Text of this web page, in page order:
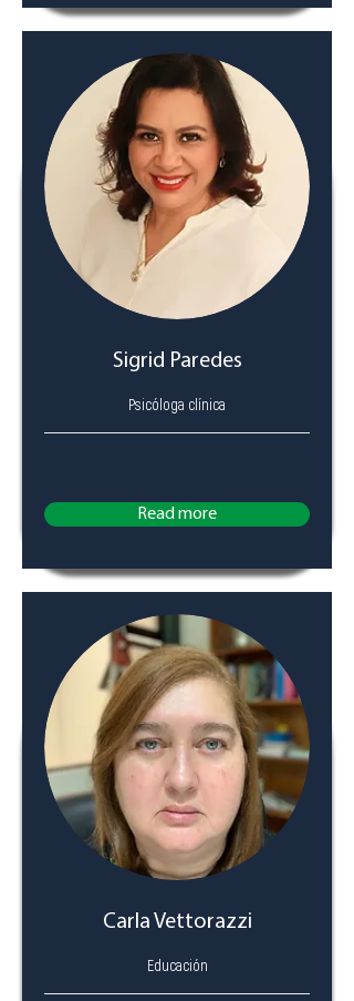
Sigrid Paredes
Psicóloga clínica
Read more
Carla Vettorazzi
Educación